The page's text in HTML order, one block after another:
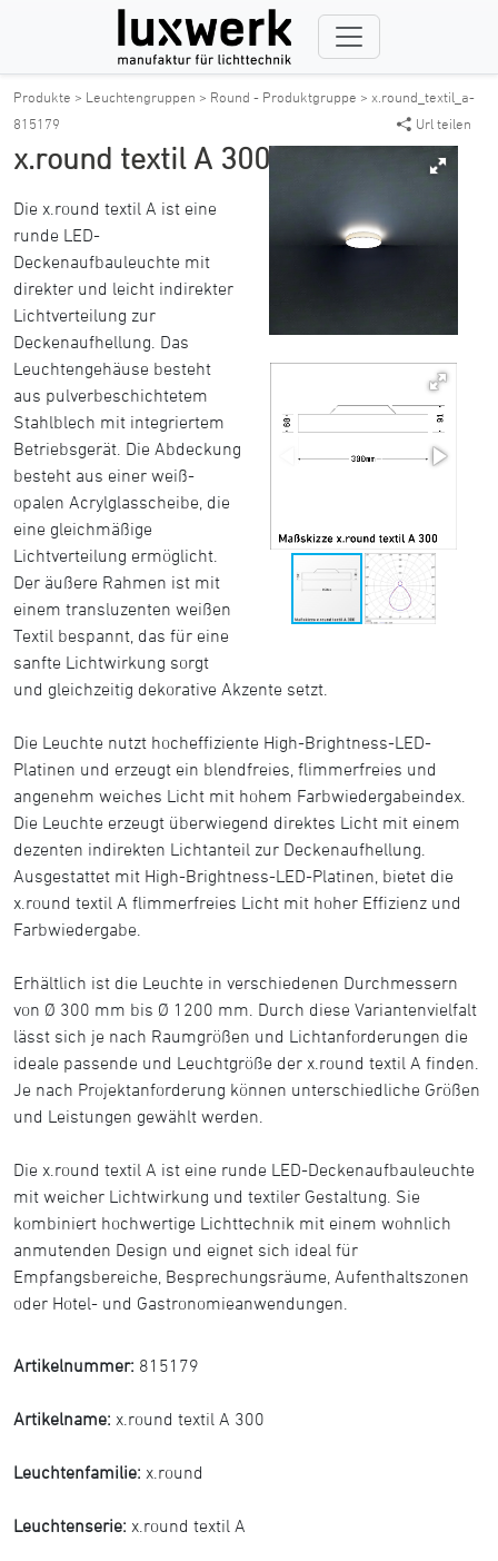
Produkte > Leuchtengruppen > Round - Produktgruppe > x.round_textil_a-
815179
Url teilen
x.round textil A 300
Die x.round textil A ist eine
runde LED-
Deckenaufbauleuchte mit
direkter und leicht indirekter
Lichtverteilung zur
Deckenaufhellung. Das
Leuchtengehäuse besteht
aus pulverbeschichtetem
Stahlblech mit integriertem
Betriebsgerät. Die Abdeckung
besteht aus einer weiß-
opalen Acrylglasscheibe, die
eine gleichmäßige
Lichtverteilung ermöglicht.
Der äußere Rahmen ist mit
einem transluzenten weißen
Textil bespannt, das für eine
sanfte Lichtwirkung sorgt
und gleichzeitig dekorative Akzente setzt.
Die Leuchte nutzt hocheffiziente High-Brightness-LED-
Platinen und erzeugt ein blendfreies, flimmerfreies und
angenehm weiches Licht mit hohem Farbwiedergabeindex.
Die Leuchte erzeugt überwiegend direktes Licht mit einem
dezenten indirekten Lichtanteil zur Deckenaufhellung.
Ausgestattet mit High-Brightness-LED-Platinen, bietet die
x.round textil A flimmerfreies Licht mit hoher Effizienz und
Farbwiedergabe.
Erhältlich ist die Leuchte in verschiedenen Durchmessern
von Ø 300 mm bis Ø 1200 mm. Durch diese Variantenvielfalt
lässt sich je nach Raumgrößen und Lichtanforderungen die
ideale passende und Leuchtgröße der x.round textil A finden.
Je nach Projektanforderung können unterschiedliche Größen
und Leistungen gewählt werden.
Die x.round textil A ist eine runde LED-Deckenaufbauleuchte
mit weicher Lichtwirkung und textiler Gestaltung. Sie
kombiniert hochwertige Lichttechnik mit einem wohnlich
anmutenden Design und eignet sich ideal für
Empfangsbereiche, Besprechungsräume, Aufenthaltszonen
oder Hotel- und Gastronomieanwendungen.
Artikelnummer: 815179
Artikelname: x.round textil A 300
Leuchtenfamilie: x.round
Leuchtenserie: x.round textil A